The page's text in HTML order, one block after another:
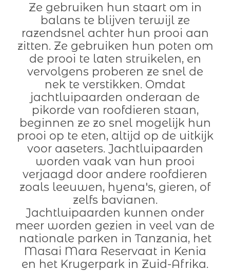
Ze gebruiken hun staart om in
balans te blijven terwijl ze
razendsnel achter hun prooi aan
zitten. Ze gebruiken hun poten om
de prooi te laten struikelen, en
vervolgens proberen ze snel de
nek te verstikken. Omdat
jachtluipaarden onderaan de
pikorde van roofdieren staan,
beginnen ze zo snel mogelijk hun
prooi op te eten, altijd op de uitkijk
voor aaseters. Jachtluipaarden
worden vaak van hun prooi
verjaagd door andere roofdieren
zoals leeuwen, hyena's, gieren, of
zelfs bavianen.
Jachtluipaarden kunnen onder
meer worden gezien in veel van de
nationale parken in Tanzania, het
Masai Mara Reservaat in Kenia
en het Krugerpark in Zuid-Afrika.